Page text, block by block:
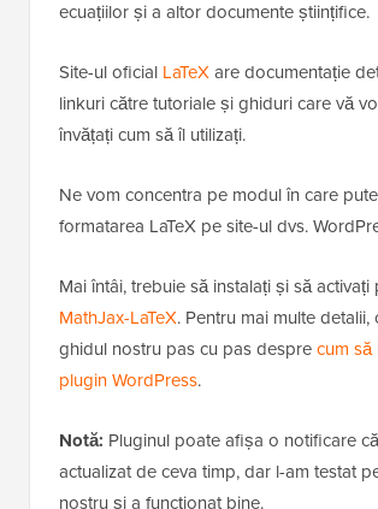
ecuațiilor și a altor documente științifice.
Site-ul oficial LaTeXare documentație
linkuri către tutoriale și ghiduri care vă
învățați cum să îl utilizați.
Ne vom concentra pe modul în care
formatarea LaTeX pe site-ul dvs.
Mai întâi, trebuie să instalați și să activați
MathJax-LaTeX. Pentru mai multe detalii,
ghidul nostru pas cu pas desprecum să
plugin WordPress.
Notă: Pluginul poate afișa o notificare
actualizat de ceva timp, dar l-am testat
nostru și a funcționat bine.